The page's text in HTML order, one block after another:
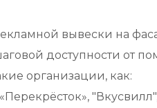
вывески на
доступности от
организации, как: